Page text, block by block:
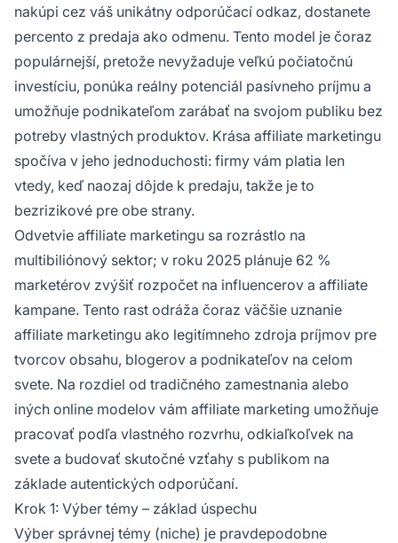
nakúpi cez váš unikátny odporúčací odkaz, dostanete
percento z predaja ako odmenu. Tento model je čoraz
populárnejší, pretože nevyžaduje veľkú počiatočnú
investíciu, ponúka reálny potenciál pasívneho príjmu a
umožňuje podnikateľom zarábať na svojom publiku bez
potreby vlastných produktov. Krása affiliate marketingu
spočíva v jeho jednoduchosti: firmy vám platia len
vtedy, keď naozaj dôjde k predaju, takže je to
bezrizikové pre obe strany.
Odvetvie affiliate marketingu sa rozrástlo na
multibiliónový sektor; v roku 2025 plánuje 62 %
marketérov zvýšiť rozpočet na influencerov a affiliate
kampane. Tento rast odráža čoraz väčšie uznanie
affiliate marketingu ako legitímneho zdroja príjmov pre
tvorcov obsahu, blogerov a podnikateľov na celom
svete. Na rozdiel od tradičného zamestnania alebo
iných online modelov vám affiliate marketing umožňuje
pracovať podľa vlastného rozvrhu, odkiaľkoľvek na
svete a budovať skutočné vzťahy s publikom na
základe autentických odporúčaní.
Krok 1: Výber témy – základ úspechu
Výber správnej témy (niche) je pravdepodobne